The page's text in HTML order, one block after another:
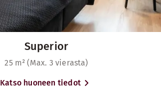
Superior
25 m² (Max. 3 vierasta)
Katso huoneen tiedot